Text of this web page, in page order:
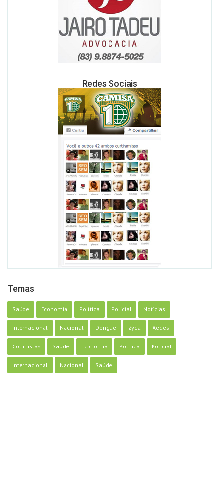
Redes Sociais
Temas
Saúde Economia Política Policial Notícias
Internacional Nacional Dengue Zyca Aedes
Colunistas Saúde Economia Política Policial
Internacional Nacional Saúde